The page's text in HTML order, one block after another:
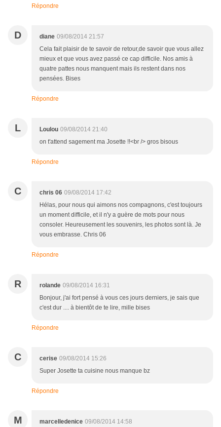
Répondre
D diane 09/08/2014 21:57
Cela fait plaisir de te savoir de retour,de savoir que vous allez
mieux et que vous avez passé ce cap difficile. Nos amis à
quatre pattes nous manquent mais ils restent dans nos
pensées. Bises
Répondre
L Loulou 09/08/2014 21:40
on t'attend sagement ma Josette !!<br /> gros bisous
Répondre
C chris 06 09/08/2014 17:42
Hélas, pour nous qui aimons nos compagnons, c'est toujours
un moment difficile, et il n'y a guère de mots pour nous
consoler. Heureusement les souvenirs, les photos sont là. Je
vous embrasse. Chris 06
Répondre
R rolande 09/08/2014 16:31
Bonjour, j'ai fort pensé à vous ces jours derniers, je sais que
c'est dur .... à bientôt de te lire, mille bises
Répondre
C cerise 09/08/2014 15:26
Super Josette ta cuisine nous manque bz
Répondre
M marcelledenice 09/08/2014 14:58